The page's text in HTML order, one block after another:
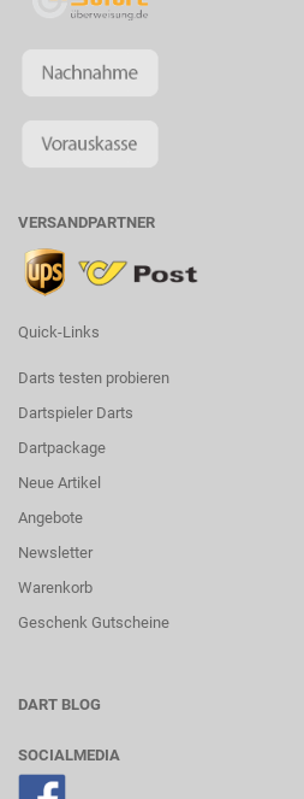
VERSANDPARTNER
Quick-Links
Darts testen probieren
Dartspieler Darts
Dartpackage
Neue Artikel
Angebote
Newsletter
Warenkorb
Geschenk Gutscheine
DART BLOG
SOCIALMEDIA